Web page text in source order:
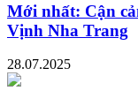
Mới nhất: Cận
Vịnh Nha Trang
28.07.2025